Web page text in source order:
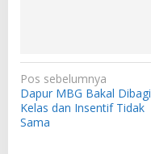
N
a
v
Pos sebelumnya
Dapur MBG Bakal Dibagi
Kelas dan Insentif Tidak
Sama